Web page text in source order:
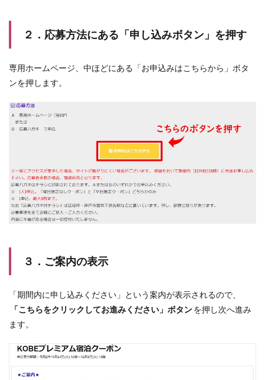
２．応募方法にある「申し込みボタン」を押す
専用ホームページ、中ほどにある「お申込みはこちらから」ボタ
ンを押します。
３．ご案内の表示
「期間内に申し込みください」という案内が表示されるので、
「こちらをクリックしてお進みください」ボタンを押し次へ進み
ます。